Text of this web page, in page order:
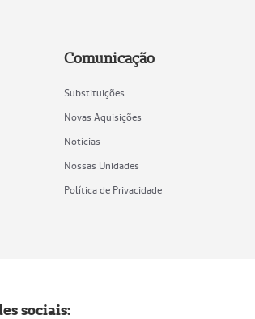
Comunicação
Substituições
Novas Aquisições
Notícias
Nossas Unidades
Política de Privacidade
sociais: